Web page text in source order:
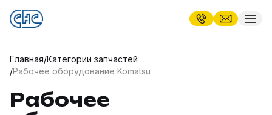
Главная/Категории запчастей
/Рабочее оборудование Komatsu
Рабочее